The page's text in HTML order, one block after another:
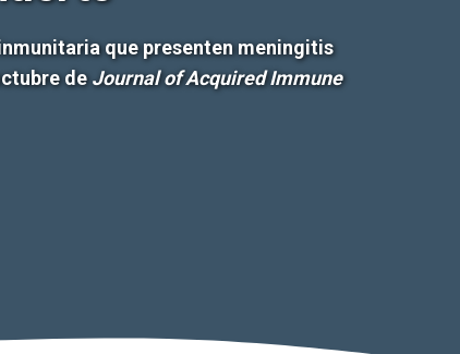
que presenten meningitis
deJournal of Acquired Immune